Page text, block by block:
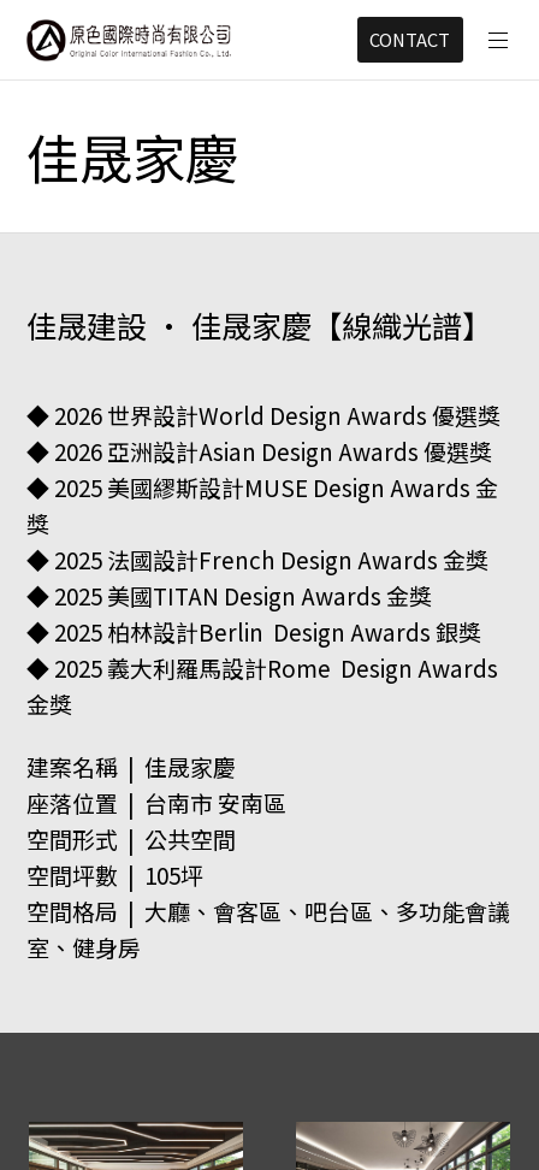
CONTACT
佳晟家慶
佳晟建設 · 佳晟家慶【線織光譜】
◆ 2026 世界設計World Design Awards 優選獎
◆ 2026 亞洲設計Asian Design Awards 優選獎
◆ 2025 美國繆斯設計MUSE Design Awards 金
獎
◆ 2025 法國設計French Design Awards 金獎
◆ 2025 美國TITAN Design Awards 金獎
◆ 2025 柏林設計Berlin Design Awards 銀獎
◆ 2025 義大利羅馬設計Rome Design Awards
金獎
建案名稱 | 佳晟家慶
座落位置 | 台南市 安南區
空間形式 | 公共空間
空間坪數 | 105坪
空間格局 | 大廳、會客區、吧台區、多功能會議
室、健身房